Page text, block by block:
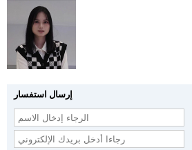
إرسال استفسار